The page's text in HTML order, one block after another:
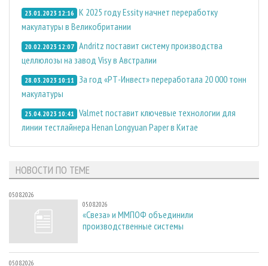
23.01.2023 12:16 К 2025 году Essity начнет переработку
макулатуры в Великобритании
20.02.2023 12:07 Andritz поставит систему производства
целлюлозы на завод Visy в Австралии
28.03.2023 10:11 За год «РТ-Инвест» переработала 20 000 тонн
макулатуры
25.04.2023 10:41 Valmet поставит ключевые технологии для
линии тестлайнера Henan Longyuan Paper в Китае
НОВОСТИ ПО ТЕМЕ
05.08.2026
05.08.2026
«Свеза» и ММПОФ объединили
производственные системы
05.08.2026